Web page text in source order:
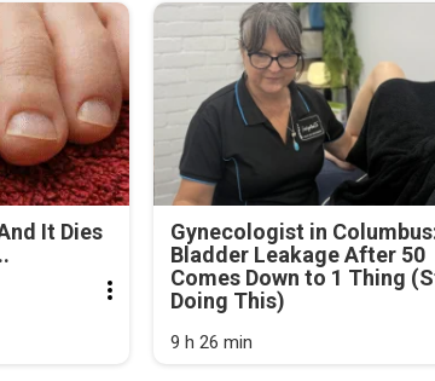
It Dies
Gynecologist in
Bladder Leakage After 50
Comes Down to 1 Thing
Doing This)
9 h 26 min